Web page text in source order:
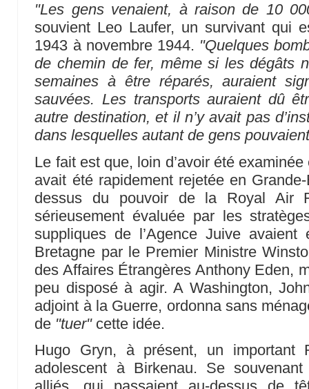
"Les gens venaient, à raison de 10
souvient Leo Laufer, un survivant qui
1943 à novembre 1944. "Quelques
de chemin de fer, même si les dégâts
semaines à être réparés, auraient
sauvées. Les transports auraient dû
autre destination, et il n’y avait pas
dans lesquelles autant de gens
Le fait est que, loin d’avoir été
avait été rapidement rejetée en
dessus du pouvoir de la Royal Air
sérieusement évaluée par les
suppliques de l’Agence Juive
Bretagne par le Premier Ministre
des Affaires Étrangères Anthony Eden,
peu disposé à agir. A Washington,
adjoint à la Guerre, ordonna sans
de "tuer"cette idée.
Hugo Gryn, à présent, un important
adolescent à Birkenau. Se